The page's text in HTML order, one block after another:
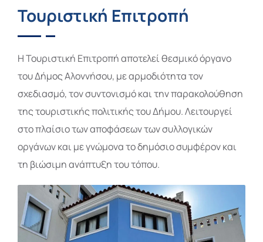
Τουριστική Επιτροπή
Η Τουριστική Επιτροπή αποτελεί θεσμικό όργανο
του Δήμος Αλοννήσου, με αρμοδιότητα τον
σχεδιασμό, τον συντονισμό και την παρακολούθηση
της τουριστικής πολιτικής του Δήμου. Λειτουργεί
στο πλαίσιο των αποφάσεων των συλλογικών
οργάνων και με γνώμονα το δημόσιο συμφέρον και
τη βιώσιμη ανάπτυξη του τόπου.